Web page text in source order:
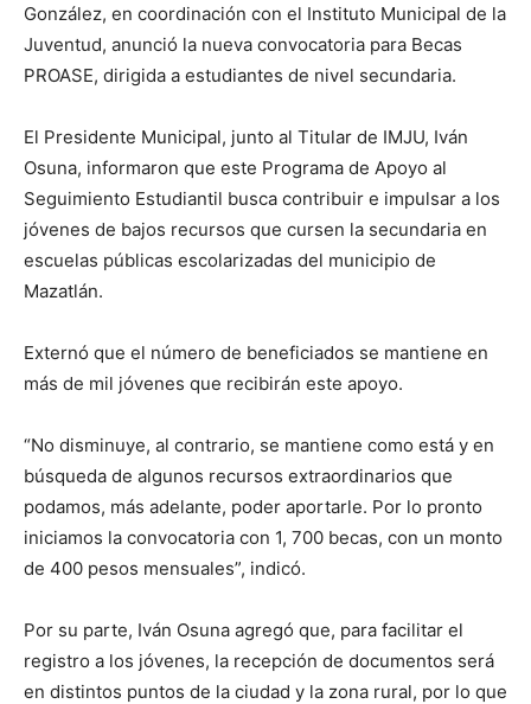
González, en coordinación con el Instituto Municipal de la
Juventud, anunció la nueva convocatoria para Becas
PROASE, dirigida a estudiantes de nivel secundaria.
El Presidente Municipal, junto al Titular de IMJU, Iván
Osuna, informaron que este Programa de Apoyo al
Seguimiento Estudiantil busca contribuir e impulsar a los
jóvenes de bajos recursos que cursen la secundaria en
escuelas públicas escolarizadas del municipio de
Mazatlán.
Externó que el número de beneficiados se mantiene en
más de mil jóvenes que recibirán este apoyo.
“No disminuye, al contrario, se mantiene como está y en
búsqueda de algunos recursos extraordinarios que
podamos, más adelante, poder aportarle. Por lo pronto
iniciamos la convocatoria con 1, 700 becas, con un monto
de 400 pesos mensuales”, indicó.
Por su parte, Iván Osuna agregó que, para facilitar el
registro a los jóvenes, la recepción de documentos será
en distintos puntos de la ciudad y la zona rural, por lo que